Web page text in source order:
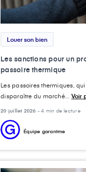
Louer son bien
Les sanctions pour un
passoire thermique
Les passoires thermiques,
disparaître du marché... Voir
20 juillet 2026 -4 min de lecture
Équipe garantme